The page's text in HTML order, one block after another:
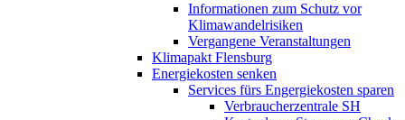
Informationen zum Schutz vor
Klimawandelrisiken
Vergangene Veranstaltungen
Klimapakt Flensburg
Energiekosten senken
Services fürs Engergiekosten sparen
Verbraucherzentrale SH